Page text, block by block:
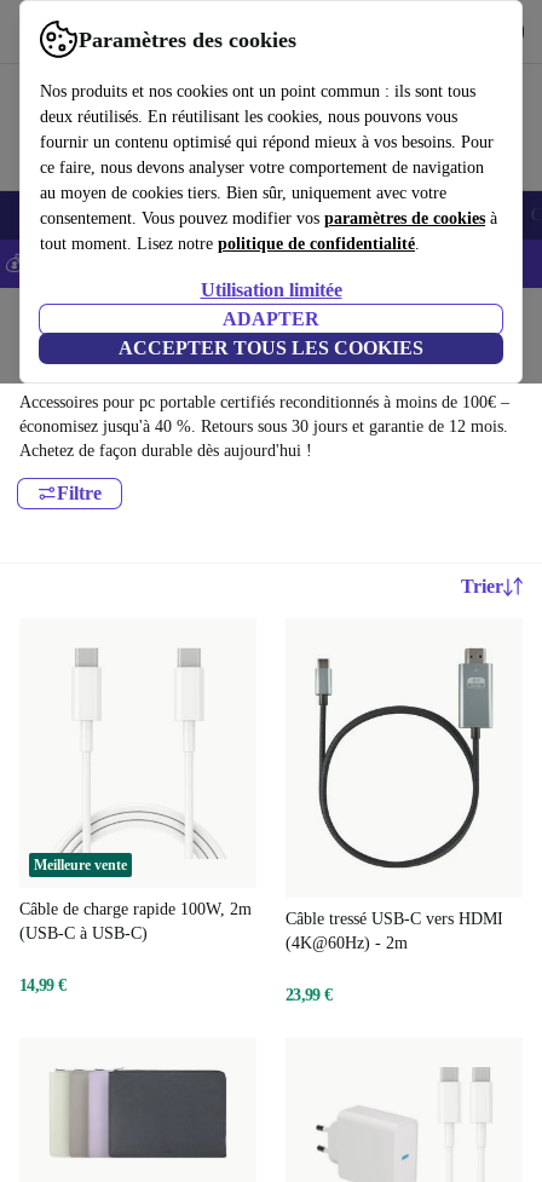
Paramètres des cookies
Nos produits et nos cookies ont un point commun : ils sont tous
deux réutilisés. En réutilisant les cookies, nous pouvons vous
fournir un contenu optimisé qui répond mieux à vos besoins. Pour
ce faire, nous devons analyser votre comportement de navigation
au moyen de cookies tiers. Bien sûr, uniquement avec votre
consentement. Vous pouvez modifier vos paramètres de cookies à
tout moment. Lisez notre politique de confidentialité.
Utilisation limitée
ADAPTER
ACCEPTER TOUS LES COOKIES
Utilisez refurbed rapidement et facilement
Smartphones Laptops Tablettes Montres connectées Accessoires
💰-5% EXTRA sur les iPhones – Code: IPHONEDEAL -
Accessoires pour pc portable:
Accessoires pour pc portable certifiés reconditionnés à moins de 100€ –
économisez jusqu'à 40 %. Retours sous 30 jours et garantie de 12 mois.
Achetez de façon durable dès aujourd'hui !
Filtre
Trier
Meilleure vente
Câble de charge rapide 100W, 2m
(USB-C à USB-C)
14,99 €
Câble tressé USB-C vers HDMI
(4K@60Hz) - 2m
23,99 €